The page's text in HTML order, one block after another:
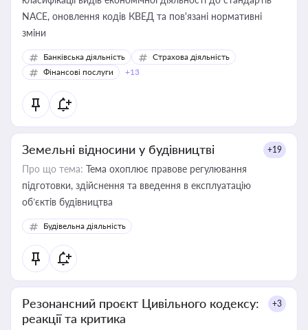
NACE, оновлення кодів КВЕД та пов'язані нормативні
зміни
Банківська діяльність
Страхова діяльність
Фінансові послуги
+13
Земельні відносини у будівництві +19
Про що тема: Тема охоплює правове регулювання
підготовки, здійснення та введення в експлуатацію
об’єктів будівництва
Будівельна діяльність
Резонансний проєкт Цивільного кодексу:
реакції та критика
+3